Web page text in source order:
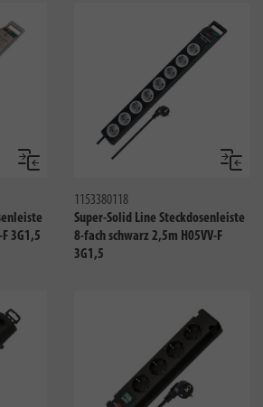
Vergleichen
3G1,5
1153380118
Super-Solid Line Steckdosenleiste
8-fach schwarz 2,5m H05VV-F
3G1,5